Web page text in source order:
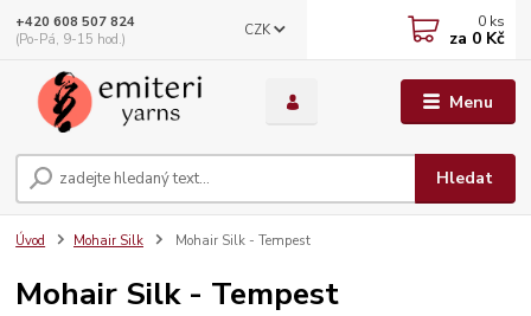
Menu
CZK
Hledat
+420 608 507 824
(Po-Pá, 9-15 hod.)
0 ks
za 0 Kč
Úvod Mohair Silk Mohair Silk - Tempest
Mohair Silk - Tempest